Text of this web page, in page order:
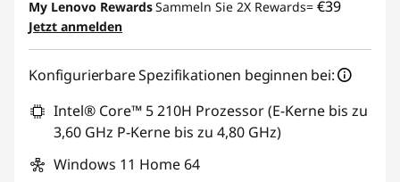
eCoupon :BACKTOSCHOOL
Der eCoupon ist auf Einheiten mit 3 begrenzt.
My Lenovo RewardsSammeln Sie 2X Rewards= €39
Jetzt anmelden
Konfigurierbare Spezifikationen beginnen bei:
Intel® Core™ 5 210H Prozessor (E-Kerne bis zu
3,60 GHz P-Kerne bis zu 4,80 GHz)
Windows 11 Home 64